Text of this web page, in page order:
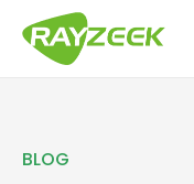
Saltar
BLOG